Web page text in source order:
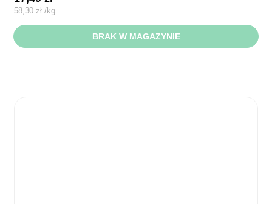
58,30zł /kg
BRAK W MAGAZYNIE